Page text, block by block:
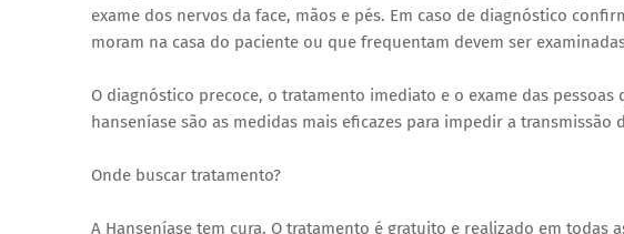
exame dos nervos da face, mãos e pés. Em caso de diagnóstico
moram na casa do paciente ou que frequentam devem ser
O diagnóstico precoce, o tratamento imediato e o exame das
hanseníase são as medidas mais eficazes para impedir a transmissão
Onde buscar tratamento?
A Hanseníase tem cura. O tratamento é gratuito e realizado em todas